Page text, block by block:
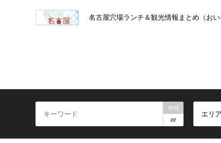
名古屋穴場ランチ＆観光情報まとめ（お
and
or
エリ